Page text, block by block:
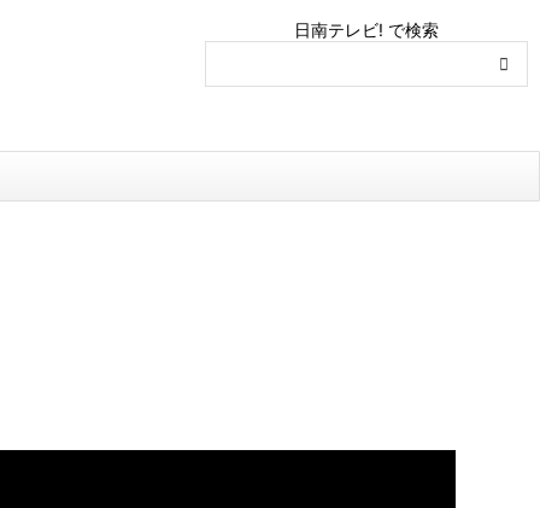
日南テレビ! で検索